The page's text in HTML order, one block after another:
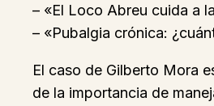
– «El Loco Abreu cuida a
– «Pubalgia crónica:
El caso de Gilberto Mora
de la importancia de